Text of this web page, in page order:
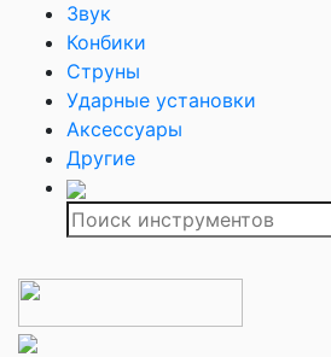
Звук
Конбики
Струны
Ударные установки
Аксессуары
Другие